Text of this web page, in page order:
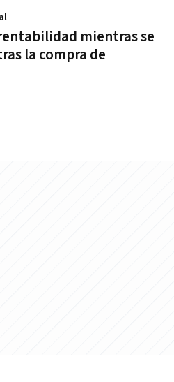
mientras se
la compra de